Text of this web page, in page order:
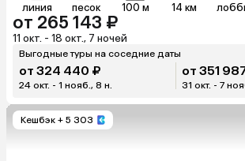
линия песок 100 м 14 км
от 265 143 ₽
11 окт. - 18 окт., 7 ночей
Выгодные туры на соседние даты
от 324 440 ₽
24 окт. - 1 нояб., 8 н.
от 351
31 окт. - 7
Кешбэк + 5 303